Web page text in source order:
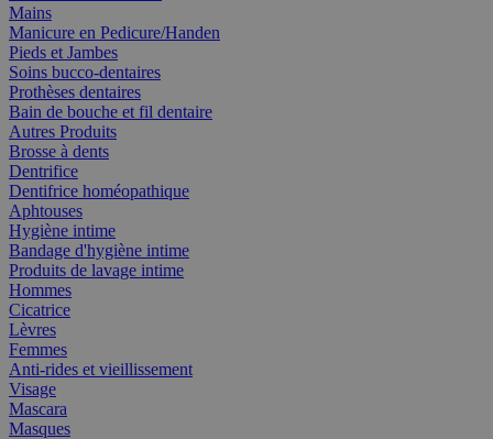
Mains
Manicure en Pedicure/Handen
Pieds et Jambes
Soins bucco-dentaires
Prothèses dentaires
Bain de bouche et fil dentaire
Autres Produits
Brosse à dents
Dentrifice
Dentifrice homéopathique
Aphtouses
Hygiène intime
Bandage d'hygiène intime
Produits de lavage intime
Hommes
Cicatrice
Lèvres
Femmes
Anti-rides et vieillissement
Visage
Mascara
Masques